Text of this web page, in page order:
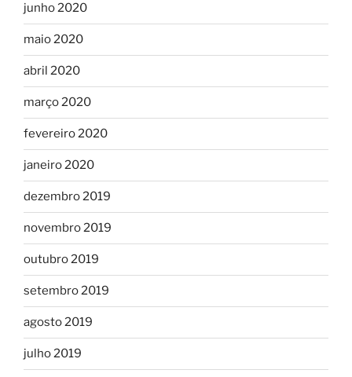
junho 2020
maio 2020
abril 2020
março 2020
fevereiro 2020
janeiro 2020
dezembro 2019
novembro 2019
outubro 2019
setembro 2019
agosto 2019
julho 2019